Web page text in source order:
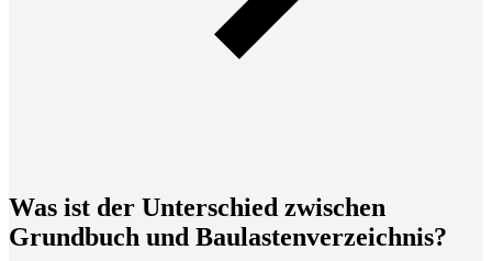
Was ist der Unterschied zwischen
Grundbuch und Baulastenverzeichnis?